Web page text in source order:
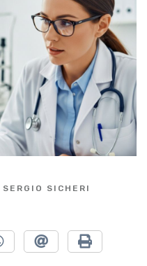
SERGIO SICHERI